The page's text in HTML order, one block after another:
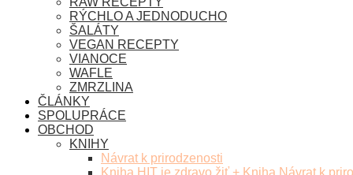
RÝCHLO A JEDNODUCHO
ŠALÁTY
VEGAN RECEPTY
VIANOCE
WAFLE
ZMRZLINA
ČLÁNKY
SPOLUPRÁCE
OBCHOD
KNIHY
Návrat k prirodzenosti
Kniha HIT je zdravo žiť + Kniha Návrat k